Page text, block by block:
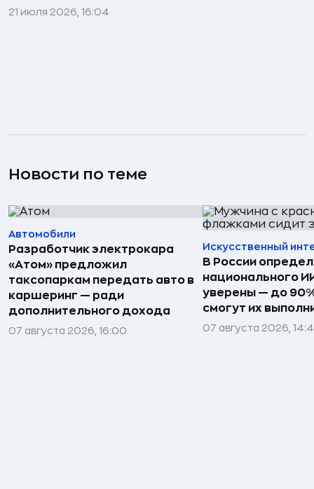
21 июля 2026, 16:04
Новости по теме
Автомобили
Разработчик электрокара
«Атом» предложил
таксопаркам передать авто в
каршеринг — ради
дополнительного дохода
07 августа 2026, 16:00
Искусственный
В России
национального
уверены — до
смогут их
07 августа 2026,